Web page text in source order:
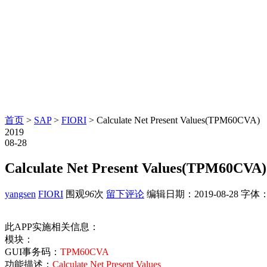
首页 > SAP> FIORI > Calculate Net Present Values(TPM60CVA)
2019
08-28
Calculate Net Present Values(TPM60CVA)
yangsen FIORI 围观96次 留下评论 编辑日期： 2019-08-28 字体：
此APP实施相关信息：
模块：
GUI事务码： TPM60CVA
功能描述： Calculate Net Present Values